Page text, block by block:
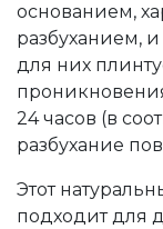
основанием,
разбуханием,
для них
24 часов (в
разбухание
Этот
подходит для